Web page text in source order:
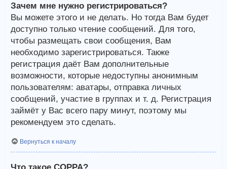
Зачем мне нужно регистрироваться?
Вы можете этого и не делать. Но тогда Вам будет
доступно только чтение сообщений. Для того,
чтобы размещать свои сообщения, Вам
необходимо зарегистрироваться. Также
регистрация даёт Вам дополнительные
возможности, которые недоступны анонимным
пользователям: аватары, отправка личных
сообщений, участие в группах и т. д. Регистрация
займёт у Вас всего пару минут, поэтому мы
рекомендуем это сделать.
Вернуться к началу